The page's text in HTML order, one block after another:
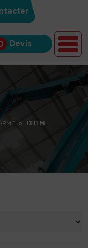
Devis
13.11 M